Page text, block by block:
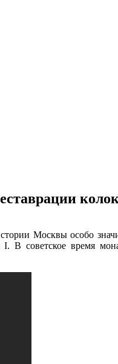
Москвы особо
советское время